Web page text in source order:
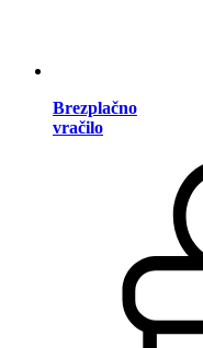
Brezplačno
vračilo